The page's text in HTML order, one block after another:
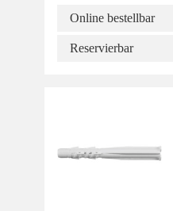
Online bestellbar
Reservierbar